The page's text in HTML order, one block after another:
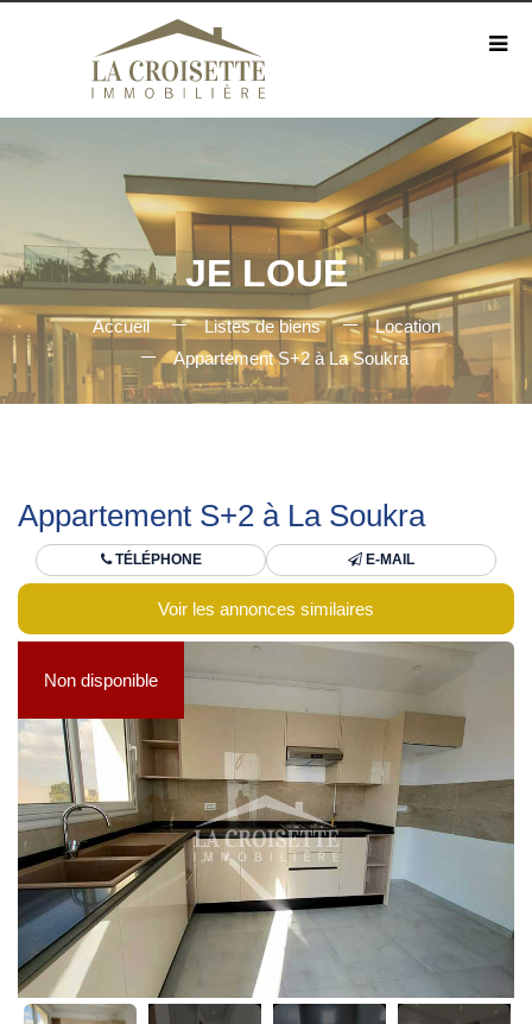
JE LOUE
Accueil Listes de biens
Location
Appartement S+2 à La Soukra
Appartement S+2 à La Soukra
TÉLÉPHONE E-MAIL
Voir les annonces similaires
Non disponible